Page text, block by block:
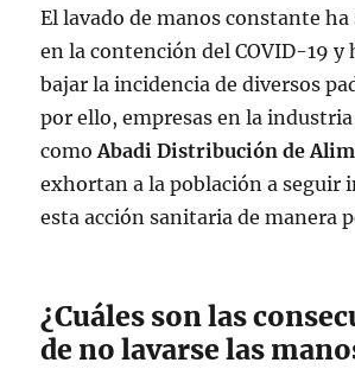
El lavado de manos constante
en la contención del COVID-19 y
bajar la incidencia de diversos
por ello, empresas en la
comoAbadi Distribución de
exhortan a la población a seguir
esta acción sanitaria de manera
¿Cuáles son las
de no lavarse las